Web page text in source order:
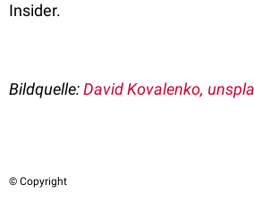
Insider.
Bildquelle:David Kovalenko,
© Copyright